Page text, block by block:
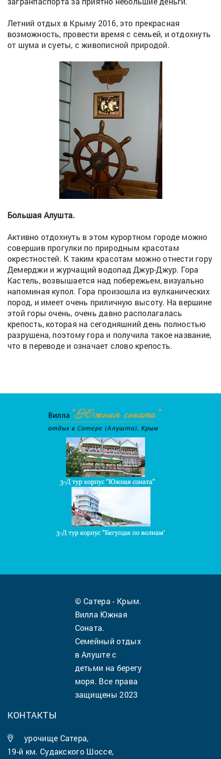
Летний отдых в Крыму 2016, это прекрасная
возможность, провести время с семьей, и отдохнуть
от шума и суеты, с живописной природой.
Большая Алушта.
Активно отдохнуть в этом курортном городе можно
совершив прогулки по природным красотам
окрестностей. К таким красотам можно отнести гору
Демерджи и журчащий водопад Джур-Джур. Гора
Кастель, возвышается над побережьем, визуально
напоминая купол. Гора произошла из вулканических
пород, и имеет очень приличную высоту. На вершине
этой горы очень, очень давно располагалась
крепость, которая на сегодняшний день полностью
разрушена, поэтому гора и получила такое название,
что в переводе и означает слово крепость.
© Сатера - Крым.
Вилла Южная
Соната.
Семейный отдых
в Алуште с
детьми на берегу
моря. Все права
защищены 2023
КОНТАКТЫ
урочище Сатера,
19-й км. Судакского Шоссе,